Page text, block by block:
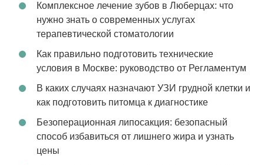
Комплексное лечение зубов в Люберцах: что
нужно знать о современных услугах
терапевтической стоматологии
Как правильно подготовить технические
условия в Москве: руководство от Регламентум
В каких случаях назначают УЗИ грудной клетки и
как подготовить питомца к диагностике
Безоперационная липосакция: безопасный
способ избавиться от лишнего жира и узнать
цены